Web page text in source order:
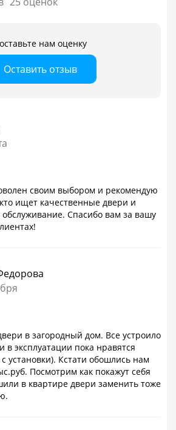
нам оценку
Оставить отзыв
своим выбором и рекомендую
ищет качественные двери и
Спасибо вам за вашу
в загородный дом. Все устроило
в эксплуатации пока нравятся
установки). Кстати обошлись нам
Посмотрим как покажут себя
в квартире двери заменить тоже